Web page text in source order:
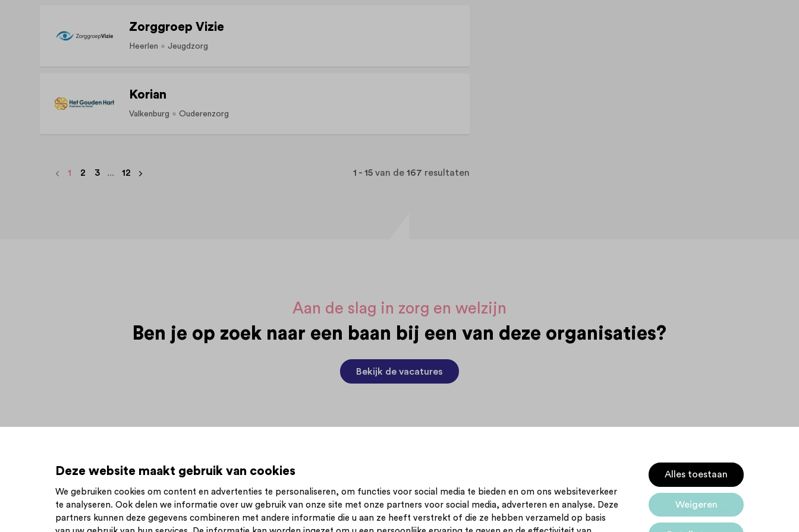
Deze website maakt gebruik van cookies
We gebruiken cookies om content en advertenties te personaliseren, om functies voor social media te bieden en om ons websiteverkeer
te analyseren. Ook delen we informatie over uw gebruik van onze site met onze partners voor social media, adverteren en analyse. Deze
partners kunnen deze gegevens combineren met andere informatie die u aan ze heeft verstrekt of die ze hebben verzameld op basis
Alles toestaan
Weigeren
Zorggroep Vizie
Heerlen Jeugdzorg
Korian
Valkenburg Ouderenzorg
1 - 15van de 167 resultaten
1 2 3 ... 12
Aan de slag in zorg en welzijn
Ben je op zoek naar een baan bij een van deze organisaties?
Bekijk de vacatures
Inschrijven nieuwsbrief Inloggen Contact Privacy statement Cookies
Startpunt voor jouw
carrière